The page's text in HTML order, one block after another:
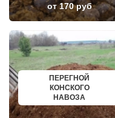
ЛУКИНО
ЛУНЕВО
ЛЫТКАРИНО
ЛЬВОВСКИЙ
ЛЮБЕРЦЫ
ЛЮБУЧАНЫ
МАЛАХОВКА
МАЛИНО
МАМЫРИ
МАРФИНО
МЕНДЕЛЕЕВО
от 170 руб
ПЕРЕГНОЙ
КОНСКОГО
НАВОЗА